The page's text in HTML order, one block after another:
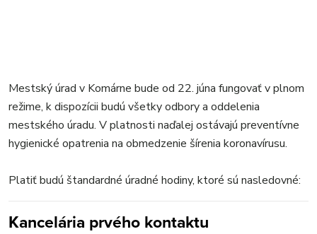
Mestský úrad v Komárne bude od 22. júna fungovať v plnom
režime, k dispozícii budú všetky odbory a oddelenia
mestského úradu. V platnosti naďalej ostávajú preventívne
hygienické opatrenia na obmedzenie šírenia koronavírusu.
Platiť budú štandardné úradné hodiny, ktoré sú nasledovné:
Kancelária prvého kontaktu